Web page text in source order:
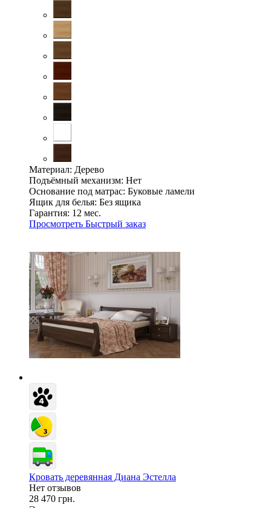
Материал: Дерево
Подъёмный механизм: Нет
Основание под матрас: Буковые ламели
Ящик для белья: Без ящика
Гарантия: 12 мес.
Просмотреть Быстрый заказ
Кровать деревянная Диана Эстелла
Нет отзывов
28 470 грн.